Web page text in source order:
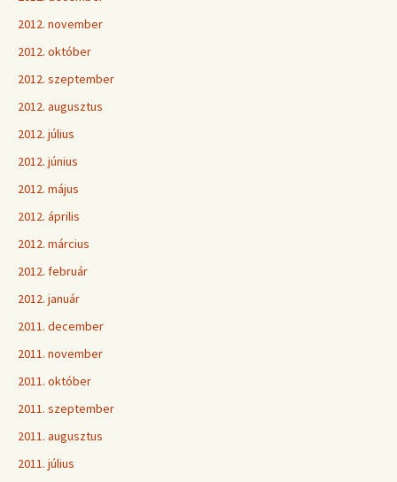
2012. november
2012. október
2012. szeptember
2012. augusztus
2012. július
2012. június
2012. május
2012. április
2012. március
2012. február
2012. január
2011. december
2011. november
2011. október
2011. szeptember
2011. augusztus
2011. július